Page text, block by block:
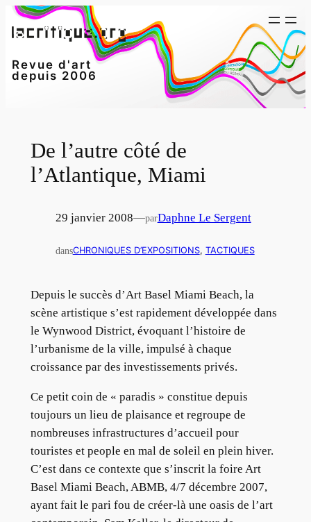
Aller
au
Revue d'art
depuis 2006
De l’autre côté de
l’Atlantique, Miami
29 janvier 2008—parDaphne Le Sergent
dansCHRONIQUES D’EXPOSITIONS, TACTIQUES
Depuis le succès d’Art Basel Miami Beach, la
scène artistique s’est rapidement développée dans
le Wynwood District, évoquant l’histoire de
l’urbanisme de la ville, impulsé à chaque
croissance par des investissements privés.
Ce petit coin de « paradis » constitue depuis
toujours un lieu de plaisance et regroupe de
nombreuses infrastructures d’accueil pour
touristes et people en mal de soleil en plein hiver.
C’est dans ce contexte que s’inscrit la foire Art
Basel Miami Beach, ABMB, 4/7 décembre 2007,
ayant fait le pari fou de créer-là une oasis de l’art